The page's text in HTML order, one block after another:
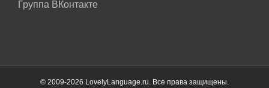
Группа ВКонтакте
© 2009-2026 LovelyLanguage.ru. Все права защищены.